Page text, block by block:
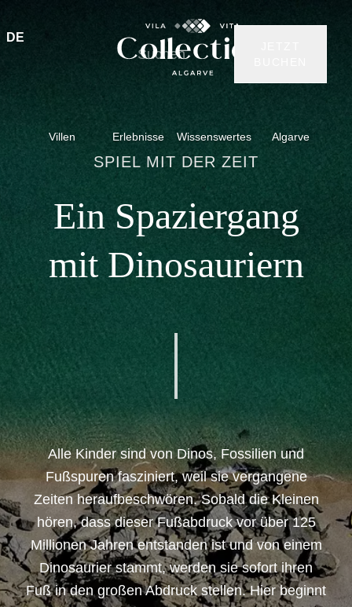
DE
Villen Erlebnisse Wissenswertes Algarve
SPIEL MIT DER ZEIT
Ein Spaziergang
mit Dinosauriern
Alle Kinder sind von Dinos, Fossilien und
Fußspuren fasziniert, weil sie vergangene
Zeiten heraufbeschwören. Sobald die Kleinen
hören, dass dieser Fußabdruck vor über 125
Millionen Jahren entstanden ist und von einem
Dinosaurier stammt, werden sie sofort ihren
Fuß in den großen Abdruck stellen. Hier beginnt